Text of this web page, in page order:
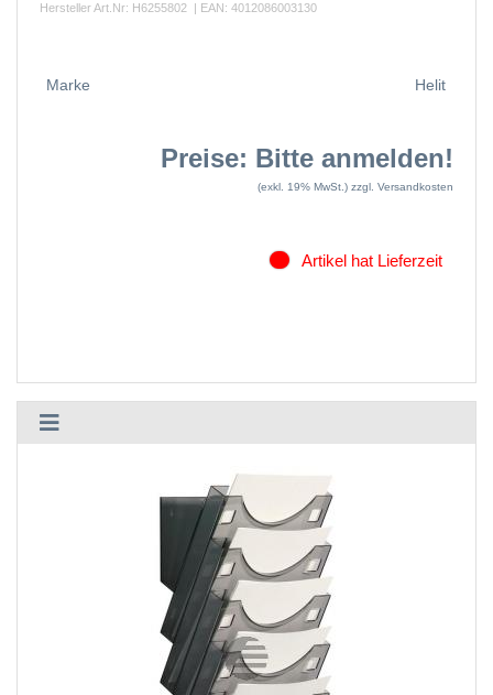
Hersteller Art.Nr: H6255802 | EAN: 4012086003130
Marke Helit
Preise: Bitte anmelden!
(exkl. 19% MwSt.) zzgl. Versandkosten
Artikel hat Lieferzeit